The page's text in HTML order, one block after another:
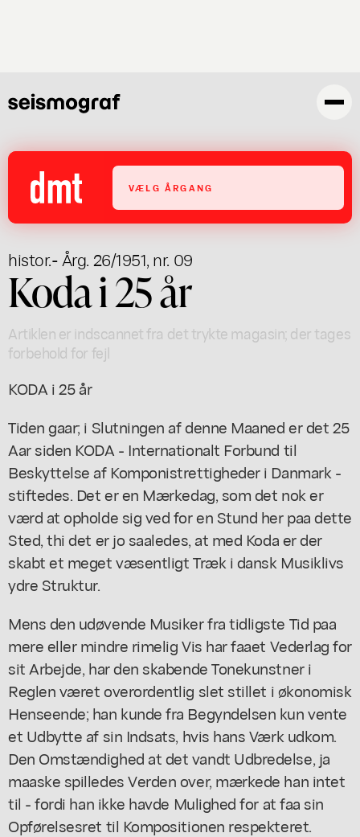
VÆLG ÅRGANG
histor.- Årg. 26/1951, nr. 09
Koda i 25 år
Artiklen er indscannet fra det trykte magasin; der tages
forbehold for fejl
KODA i 25 år
Tiden gaar; i Slutningen af denne Maaned er det 25
Aar siden KODA - Internationalt Forbund til
Beskyttelse af Komponistrettigheder i Danmark -
stiftedes. Det er en Mærkedag, som det nok er
værd at opholde sig ved for en Stund her paa dette
Sted, thi det er jo saaledes, at med Koda er der
skabt et meget væsentligt Træk i dansk Musiklivs
ydre Struktur.
Mens den udøvende Musiker fra tidligste Tid paa
mere eller mindre rimelig Vis har faaet Vederlag for
sit Arbejde, har den skabende Tonekunstner i
Reglen været overordentlig slet stillet i økonomisk
Henseende; han kunde fra Begyndelsen kun vente
et Udbytte af sin Indsats, hvis hans Værk udkom.
Den Omstændighed at det vandt Udbredelse, ja
maaske spilledes Verden over, mærkede han intet
til - fordi han ikke havde Mulighed for at faa sin
Opførelsesret til Kompositionen respekteret.